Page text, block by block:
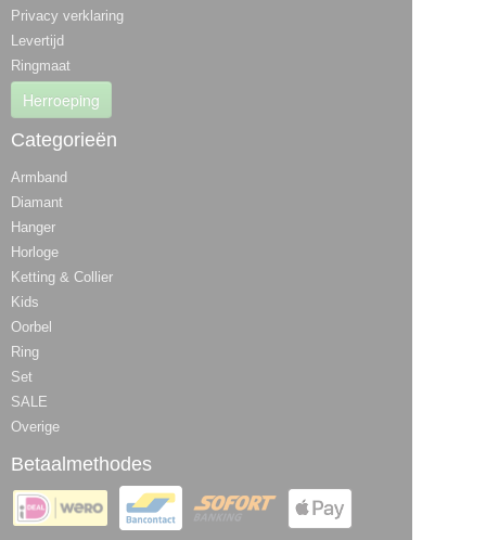
Privacy verklaring
Levertijd
Ringmaat
Herroeping
Categorieën
Armband
Diamant
Hanger
Horloge
Ketting & Collier
Kids
Oorbel
Ring
Set
SALE
Overige
Betaalmethodes